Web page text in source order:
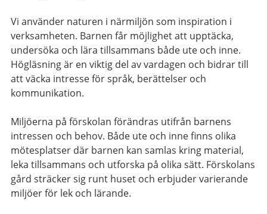
Vi använder naturen i närmiljön som inspiration i
verksamheten. Barnen får möjlighet att upptäcka,
undersöka och lära tillsammans både ute och inne.
Högläsning är en viktig del av vardagen och bidrar till
att väcka intresse för språk, berättelser och
kommunikation.
Miljöerna på förskolan förändras utifrån barnens
intressen och behov. Både ute och inne finns olika
mötesplatser där barnen kan samlas kring material,
leka tillsammans och utforska på olika sätt. Förskolans
gård sträcker sig runt huset och erbjuder varierande
miljöer för lek och lärande.